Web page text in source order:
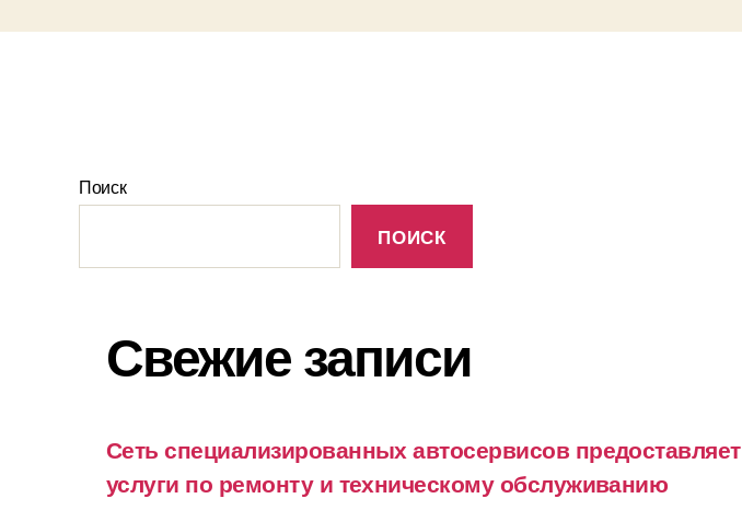
Поиск
ПОИСК
Свежие записи
Сеть специализированных автосервисов предоставляет
услуги по ремонту и техническому обслуживанию